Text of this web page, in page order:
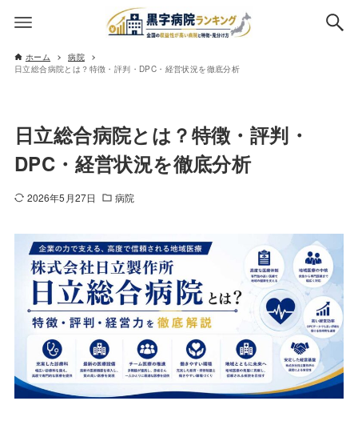
ホーム
病院
日立総合病院とは？特徴・評判・DPC・経営状況を徹底分析
日立総合病院とは？特徴・評判・
DPC・経営状況を徹底分析
2026年5月27日 病院